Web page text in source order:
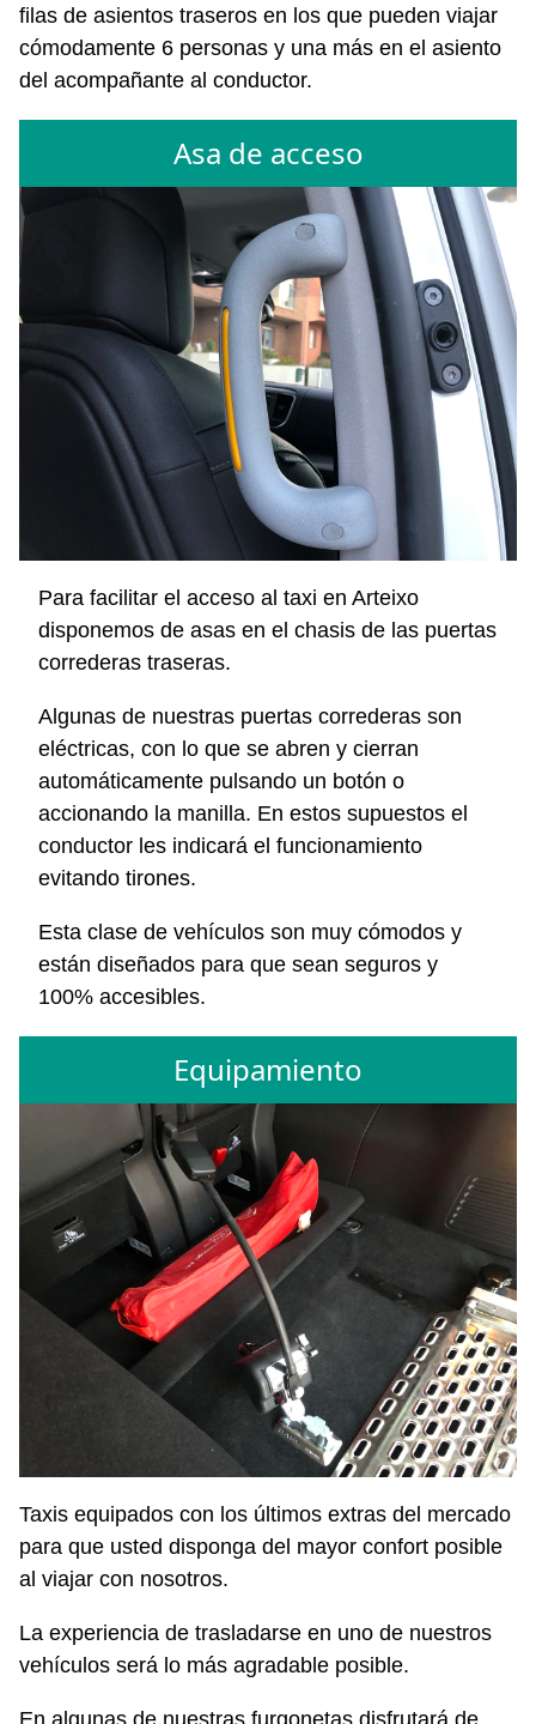
filas de asientos traseros en los que pueden viajar
cómodamente 6 personas y una más en el asiento
del acompañante al conductor.
Asa de acceso
Para facilitar el acceso al taxi en Arteixo
disponemos de asas en el chasis de las puertas
correderas traseras.
Algunas de nuestras puertas correderas son
eléctricas, con lo que se abren y cierran
automáticamente pulsando un botón o
accionando la manilla. En estos supuestos el
conductor les indicará el funcionamiento
evitando tirones.
Esta clase de vehículos son muy cómodos y
están diseñados para que sean seguros y
100% accesibles.
Equipamiento
Taxis equipados con los últimos extras del mercado
para que usted disponga del mayor confort posible
al viajar con nosotros.
La experiencia de trasladarse en uno de nuestros
vehículos será lo más agradable posible.
En algunas de nuestras furgonetas disfrutará de